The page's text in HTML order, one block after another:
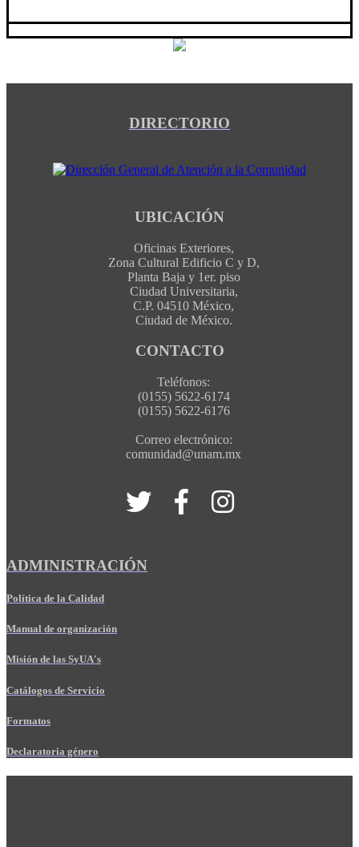
DIRECTORIO
UBICACIÓN
Oficinas Exteriores,
Zona Cultural Edificio C y D,
Planta Baja y 1er. piso
Ciudad Universitaria,
C.P. 04510 México,
Ciudad de México.
CONTACTO
Teléfonos:
(0155) 5622-6174
(0155) 5622-6176
Correo electrónico:
comunidad@unam.mx
ADMINISTRACIÓN
Política de la Calidad
Manual de organización
Misión de las SyUA's
Catálogos de Servicio
Formatos
Declaratoria género